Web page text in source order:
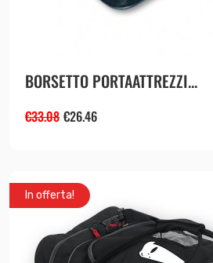
BORSETTO PORTAATTREZZI...
€33.08 €26.46
In offerta!